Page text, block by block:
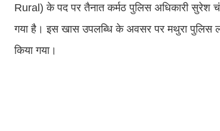
Rural) के पद पर तैनात कर्मठ पुलिस अधिकारी सुरेश
गया है। इस खास उपलब्धि के अवसर पर मथुरा पुलिस
किया गया।